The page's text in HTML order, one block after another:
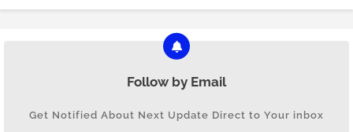
Follow by Email
Get Notified About Next Update Direct to Your inbox